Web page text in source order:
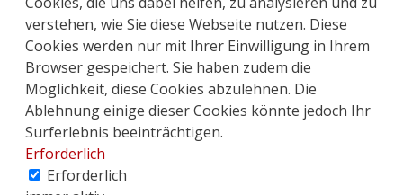
verstehen, wie Sie diese Webseite nutzen. Diese
Cookies werden nur mit Ihrer Einwilligung in Ihrem
Browser gespeichert. Sie haben zudem die
Möglichkeit, diese Cookies abzulehnen. Die
Ablehnung einige dieser Cookies könnte jedoch Ihr
Surferlebnis beeinträchtigen.
Erforderlich
Erforderlich